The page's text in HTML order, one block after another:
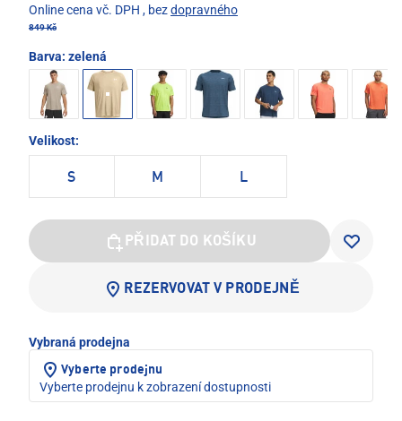
Online cena vč. DPH , bezdopravného
849 Kč
Barva: zelená
Velikost:
S M L
PŘIDAT DO KOŠÍKU
REZERVOVAT V PRODEJNĚ
Vybraná prodejna
Vyberte prodejnu
Vyberte prodejnu k zobrazení dostupnosti